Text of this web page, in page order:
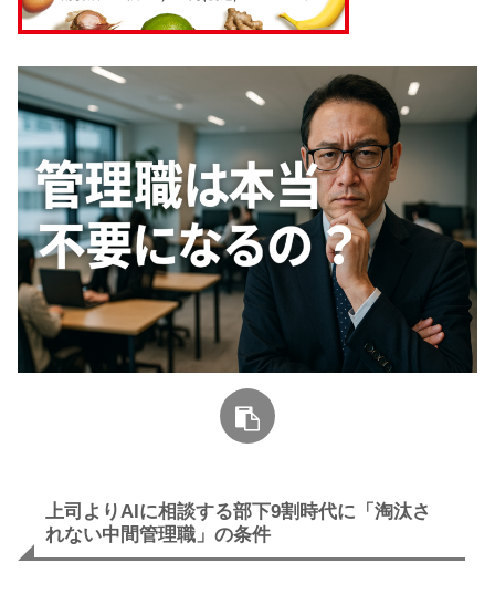
上司よりAIに相談する部下9割時代に「淘汰さ
れない中間管理職」の条件